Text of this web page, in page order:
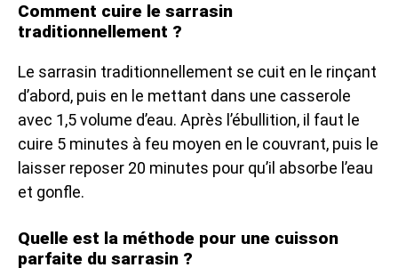
Comment cuire le sarrasin
traditionnellement ?
Le sarrasin traditionnellement se cuit en le rinçant
d’abord, puis en le mettant dans une casserole
avec 1,5 volume d’eau. Après l’ébullition, il faut le
cuire 5 minutes à feu moyen en le couvrant, puis le
laisser reposer 20 minutes pour qu’il absorbe l’eau
et gonfle.
Quelle est la méthode pour une cuisson
parfaite du sarrasin ?